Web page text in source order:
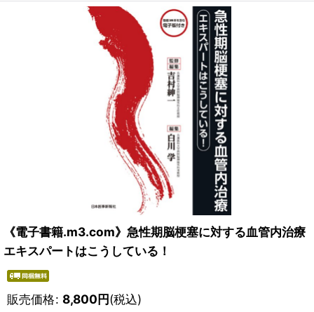
《電子書籍.m3.com》急性期脳梗塞に対する血管内治療
エキスパートはこうしている！
販売価格: 8,800円(税込)